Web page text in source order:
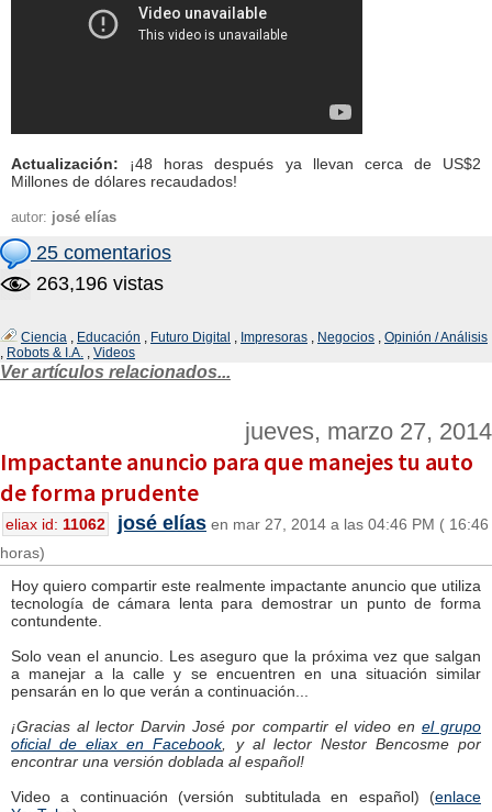
Actualización: ¡48 horas después ya llevan cerca de US$2
Millones de dólares recaudados!
autor: josé elías
25 comentarios
263,196 vistas
Ciencia , Educación , Futuro Digital , Impresoras , Negocios , Opinión / Análisis
, Robots & I.A. , Videos
Ver artículos relacionados...
jueves, marzo 27, 2014
Impactante anuncio para que manejes tu auto
de forma prudente
eliax id: 11062 josé elías en mar 27, 2014 a las 04:46 PM ( 16:46
horas)
Hoy quiero compartir este realmente impactante anuncio que utiliza
tecnología de cámara lenta para demostrar un punto de forma
contundente.
Solo vean el anuncio. Les aseguro que la próxima vez que salgan
a manejar a la calle y se encuentren en una situación similar
pensarán en lo que verán a continuación...
¡Gracias al lector Darvin José por compartir el video en el grupo
oficial de eliax en Facebook, y al lector Nestor Bencosme por
encontrar una versión doblada al español!
Video a continuación (versión subtitulada en español) (enlace